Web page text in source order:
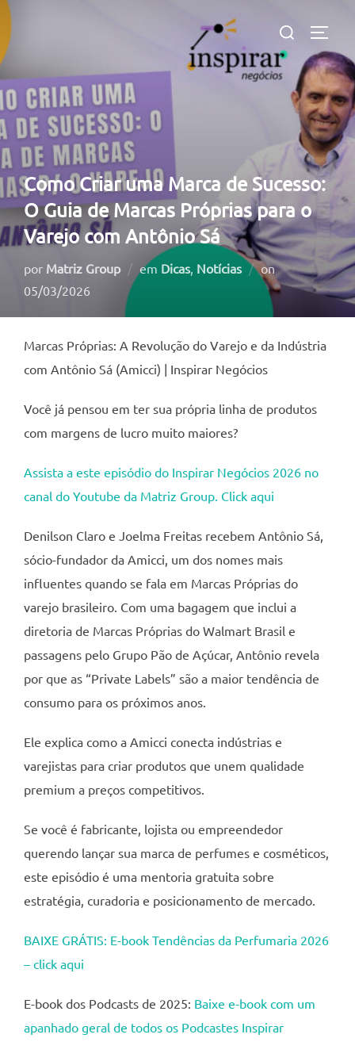
Pular
para
o
conteúdo
Pesquisar
por:
Como Criar uma Marca de Sucesso:
O Guia de Marcas Próprias para o
Varejo com Antônio Sá
por Matriz Group em Dicas, Notícias onPostado
em
05/03/2026
Marcas Próprias: A Revolução do Varejo e da Indústria
com Antônio Sá (Amicci) | Inspirar Negócios
Você já pensou em ter sua própria linha de produtos
com margens de lucro muito maiores?
Assista a este episódio do Inspirar Negócios 2026 no
canal do Youtube da Matriz Group. Click aqui
Denilson Claro e Joelma Freitas recebem Antônio Sá,
sócio-fundador da Amicci, um dos nomes mais
influentes quando se fala em Marcas Próprias do
varejo brasileiro. Com uma bagagem que inclui a
diretoria de Marcas Próprias do Walmart Brasil e
passagens pelo Grupo Pão de Açúcar, Antônio revela
por que as “Private Labels” são a maior tendência de
consumo para os próximos anos.
Ele explica como a Amicci conecta indústrias e
varejistas para criar produtos que unem qualidade
premium a preços competitivos.
Se você é fabricante, lojista ou empreendedor
querendo lançar sua marca de perfumes e cosméticos,
este episódio é uma mentoria gratuita sobre
estratégia, curadoria e posicionamento de mercado.
BAIXE GRÁTIS: E-book Tendências da Perfumaria 2026
– click aqui
E-book dos Podcasts de 2025: Baixe e-book com um
apanhado geral de todos os Podcastes Inspirar